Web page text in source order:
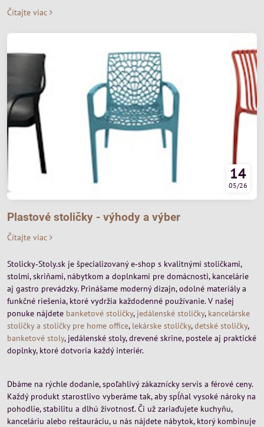
Čítajte viac
14
05/26
Plastové stoličky - výhody a výber
Čítajte viac
Stolicky‑Stoly.sk je špecializovaný e‑shop s kvalitnými stoličkami,
stolmi, skriňami, nábytkom a doplnkami pre domácnosti, kancelárie
aj gastro prevádzky. Prinášame moderný dizajn, odolné materiály a
funkčné riešenia, ktoré vydržia každodenné používanie. V našej
ponuke nájdete banketové stoličky, jedálenské stoličky, kancelárske
stoličky a stoličky pre home office, lekárske stoličky,detské stoličky,
banketové stoly, jedálenské stoly, drevené skrine, postele aj praktické
doplnky, ktoré dotvoria každý interiér.
Dbáme na rýchle dodanie, spoľahlivý zákaznícky servis a férové ceny.
Každý produkt starostlivo vyberáme tak, aby spĺňal vysoké nároky na
pohodlie, stabilitu a dlhú životnosť. Či už zariaďujete kuchyňu,
kanceláriu alebo reštauráciu, u nás nájdete nábytok, ktorý kombinuje